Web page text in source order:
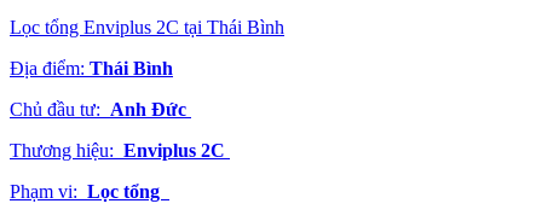
Lọc tổng Enviplus 2C tại Thái Bình
Địa điểm: Thái Bình
Chủ đầu tư: Anh Đức
Thương hiệu: Enviplus 2C
Phạm vi: Lọc tổng